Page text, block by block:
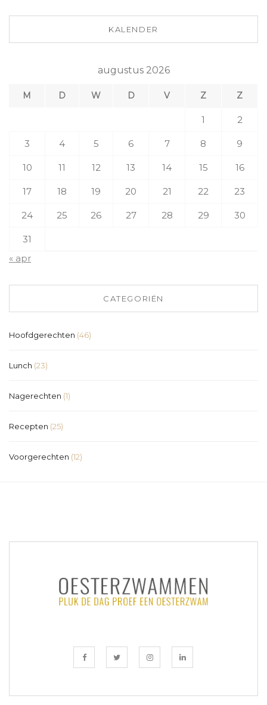
KALENDER
augustus 2026
M D W D V Z Z
1 2
3 4 5 6 7 8 9
10 11 12 13 14 15 16
17 18 19 20 21 22 23
24 25 26 27 28 29 30
31
« apr
CATEGORIËN
Hoofdgerechten (46)
Lunch (23)
Nagerechten (1)
Recepten (25)
Voorgerechten (12)